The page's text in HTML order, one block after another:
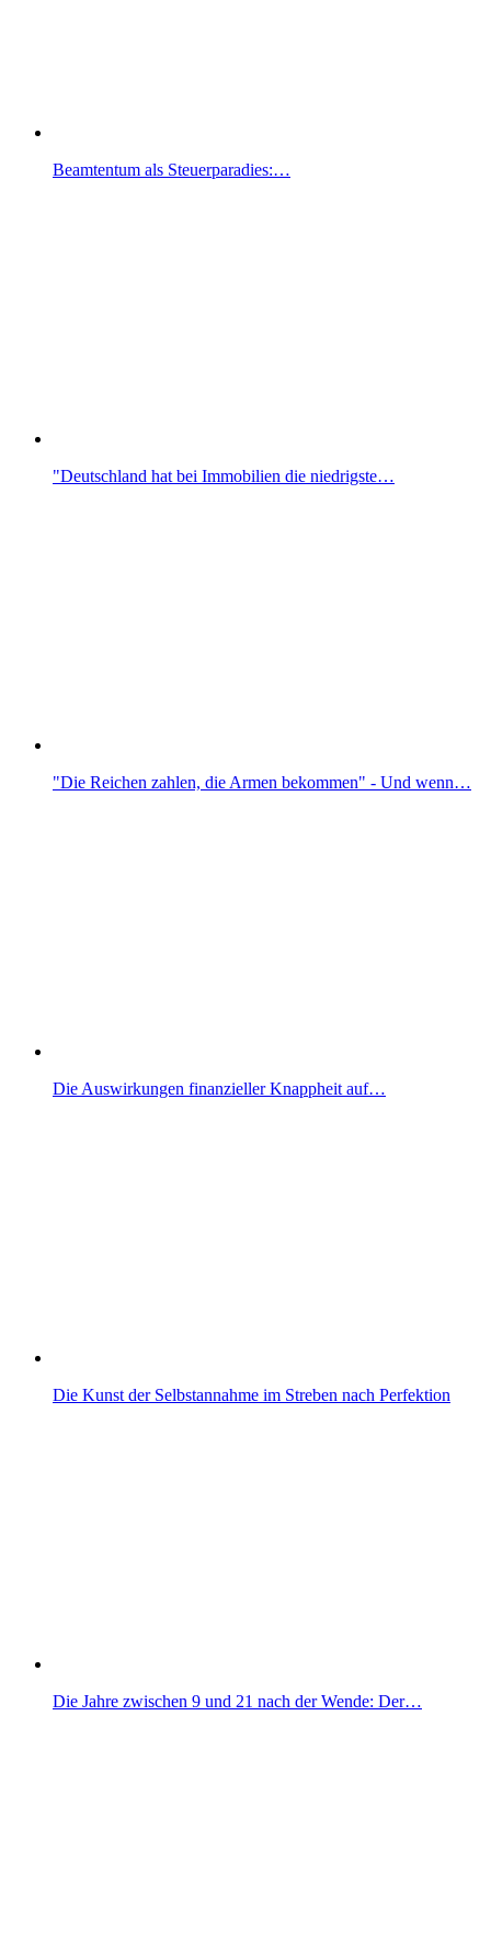
Beamtentum als Steuerparadies:…
"Deutschland hat bei Immobilien die niedrigste…
"Die Reichen zahlen, die Armen bekommen" - Und wenn…
Die Auswirkungen finanzieller Knappheit auf…
Die Kunst der Selbstannahme im Streben nach Perfektion
Die Jahre zwischen 9 und 21 nach der Wende: Der…